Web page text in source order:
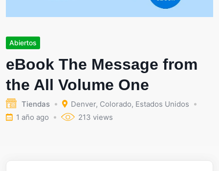
Abiertos
eBook The Message from
the All Volume One
Tiendas Denver, Colorado, Estados Unidos
1 año ago
213 views